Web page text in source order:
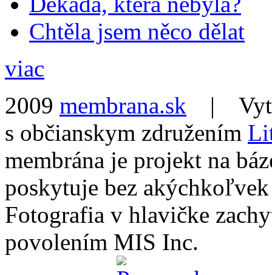
Chtěla jsem něco dělat
viac
2009 membrana.sk |
s občianskym združením
membrána je projekt na
poskytuje bez
Fotografia v hlavičke
povolením MIS Inc.